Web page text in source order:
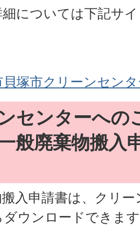
については下記サ
貝塚市クリーンセン
センターへの
般廃棄物搬入
入申請書は、クリ
ウンロードできま